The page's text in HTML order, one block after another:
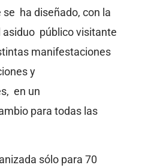
ha diseñado, con la
asiduo público visitante
manifestaciones
y
en un
para todas las
sólo para 70